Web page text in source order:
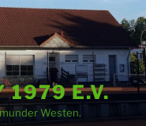
1979 E.V.
Westen.